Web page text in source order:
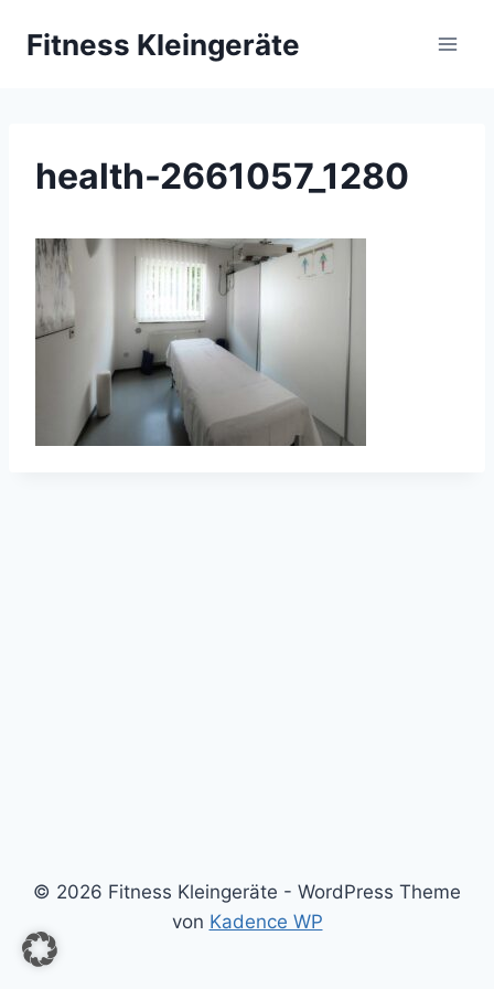
InhaltFitness Kleingeräte
health-2661057_1280
© 2026 Fitness Kleingeräte - WordPress Theme
von Kadence WP